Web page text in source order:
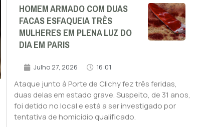
HOMEM ARMADO COM DUAS
FACAS ESFAQUEIA TRÊS
MULHERES EM PLENA LUZ DO
DIA EM PARIS
Julho 27, 2026 16:01
Ataque junto à Porte de Clichy fez três feridas,
duas delas em estado grave. Suspeito, de 31 anos,
foi detido no local e está a ser investigado por
tentativa de homicídio qualificado.